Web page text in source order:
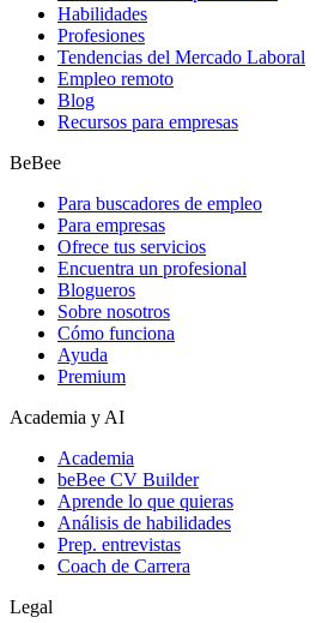
Habilidades
Profesiones
Tendencias del Mercado Laboral
Empleo remoto
Blog
Recursos para empresas
BeBee
Para buscadores de empleo
Para empresas
Ofrece tus servicios
Encuentra un profesional
Blogueros
Sobre nosotros
Cómo funciona
Ayuda
Premium
Academia y AI
Academia
beBee CV Builder
Aprende lo que quieras
Análisis de habilidades
Prep. entrevistas
Coach de Carrera
Legal